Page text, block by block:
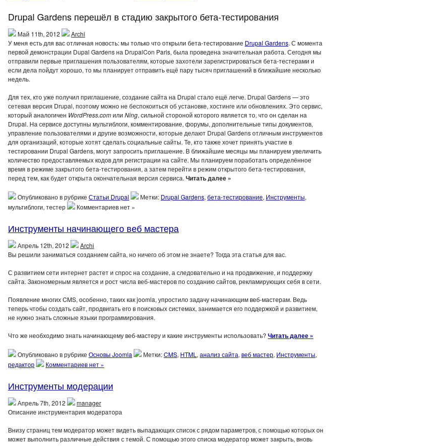
Drupal Gardens перешёл в стадию закрытого бета-тестирования
Май 11th, 2012
Archi
У меня есть для вас отличная новость: мы только что открыли бета-тестирование Drupal Gardens. С момента
первой демонстрации Dupal Gardens на DrupalCon Paris, была проведена значительная работа. Сегодня мы
отправили первые приглашения пользователям, которые захотели зарегистрироваться бета-тестерами и
если дела пойдут хорошо, то мы планирует отправить ещё пару тысяч приглашений в ближайшие несколько
недель.
Для тех, кто уже получил приглашение, создание сайта на Drupal стало ещё легче. Drupal Gardens — это
сетевая версия Drupal, поэтому можно не беспокоиться об установке, хостинге или обновлениях. Это сервис,
который аналогичен WordPress.comили Ning, сильной стороной которого является то, что он сделан на
Drupal. На сервисе доступны мультиблоги, комментирование, форумы, дополнительные типы документов,
управление пользователями и другие возможности, которые делают Drupal Gardens отличным инструментов
для организаций, которые хотят сделать социальные сайты. Те, кто также хочет принять участие в
тестировании Drupal Gardens, могут запросить приглашение. В ближайшие месяцы мы планируем увеличить
количество предоставляемых кодов для регистрации на сайте. Мы планируем поработать определённое
время в режиме закрытого бета-тестирования, а затем перейти в режим открытого бета-тестирования,
перед тем, как будет открыта окончательная версия сервиса. Читать далее »
Опубликовано в рубрике Статьи Drupal Метки: Drupal Gardens, бета-тестирование, Инструменты,
мультиблоги, тестер
Комментариев нет »
Инструменты начинающего веб мастера
Апрель 12th, 2012
Archi
Вы решили заниматься созданием сайта, но ничего об этом не знаете? Тогда эта статья для вас.
С развитием сети интернет растет и спрос на создание, а следовательно и на продвижение, и поддержку
сайта. Закономерным является и рост числа веб-мастеров по созданию сайтов, рекламирующих себя в сети.
Появление многих CMS, особенно, таких как joomla, упростило задачу начинающим веб-мастерам. Ведь
теперь чтобы создать сайт, продвигать его в поисковых системах, занимается его поддержкой и развитием,
не нужно знать сложные языки программирования.
Что же необходимо знать начинающему веб-мастеру и какие инструменты использовать? Читать далее »
Опубликовано в рубрике Основы Joomla Метки:CMS, HTML , анализ сайта, веб мастер, Инструменты,
редактор
Комментариев нет »
Инструменты модерации
Апрель 7th, 2012
manager
Описание инструментария модератора
Внизу страниц тем модератор может видеть выпадающих список с рядом параметров, с помощью которых он
может выполнить различные действия с темой. С помощью этого списка модератор может закрыть, вновь